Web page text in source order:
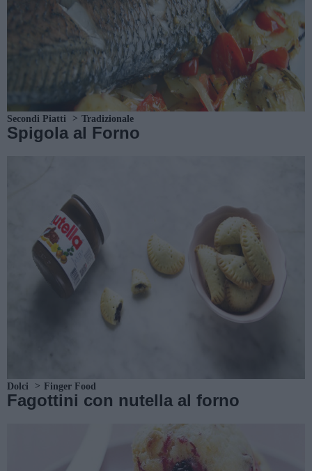
Secondi Piatti Tradizionale
Spigola al Forno
Dolci Finger Food
Fagottini con nutella al forno